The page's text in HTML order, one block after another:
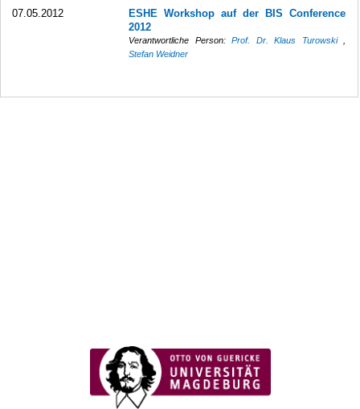
07.05.2012
ESHE Workshop auf der BIS Conference
2012
Verantwortliche Person:Prof. Dr. Klaus Turowski
Stefan Weidner